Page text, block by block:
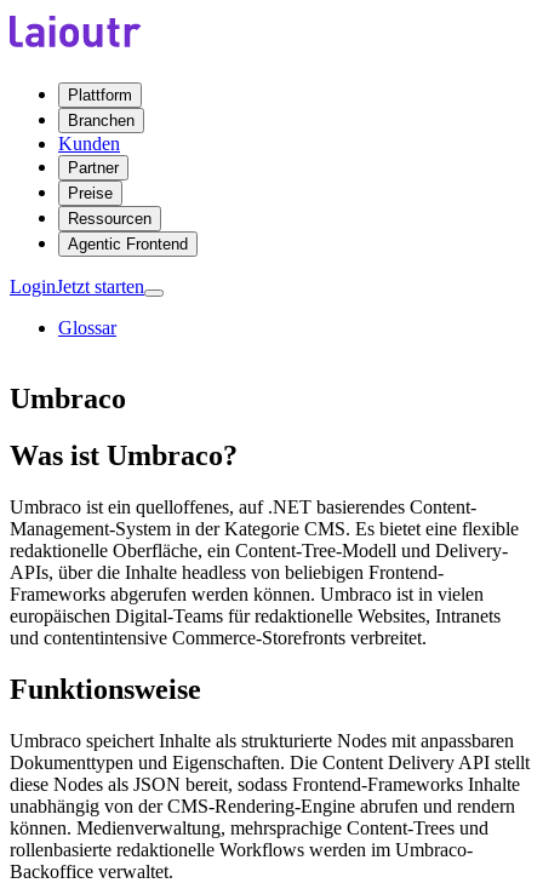
Plattform
Branchen
Kunden
Partner
Preise
Ressourcen
Agentic Frontend
LoginJetzt starten
Glossar
Umbraco
Was ist Umbraco?
Umbraco ist ein quelloffenes, auf .NET basierendes Content-
Management-System in der Kategorie CMS. Es bietet eine flexible
redaktionelle Oberfläche, ein Content-Tree-Modell und Delivery-
APIs, über die Inhalte headless von beliebigen Frontend-
Frameworks abgerufen werden können. Umbraco ist in vielen
europäischen Digital-Teams für redaktionelle Websites, Intranets
und contentintensive Commerce-Storefronts verbreitet.
Funktionsweise
Umbraco speichert Inhalte als strukturierte Nodes mit anpassbaren
Dokumenttypen und Eigenschaften. Die Content Delivery API stellt
diese Nodes als JSON bereit, sodass Frontend-Frameworks Inhalte
unabhängig von der CMS-Rendering-Engine abrufen und rendern
können. Medienverwaltung, mehrsprachige Content-Trees und
rollenbasierte redaktionelle Workflows werden im Umbraco-
Backoffice verwaltet.